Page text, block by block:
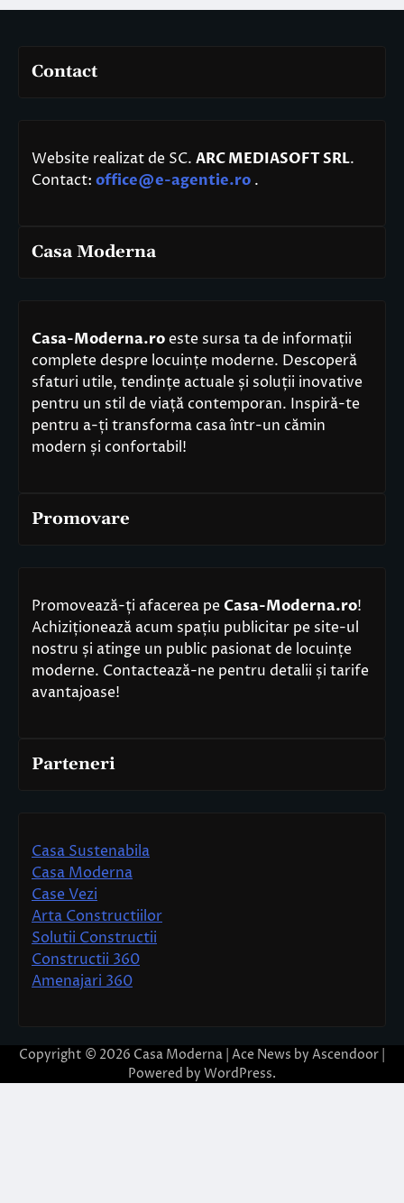
Contact
Website realizat de SC. ARC MEDIASOFT SRL.
Contact: office@e-agentie.ro .
Casa Moderna
Casa-Moderna.roeste sursa ta de informații
complete despre locuințe moderne. Descoperă
sfaturi utile, tendințe actuale și soluții inovative
pentru un stil de viață contemporan. Inspiră-te
pentru a-ți transforma casa într-un cămin
modern și confortabil!
Promovare
Promovează-ți afacerea pe Casa-Moderna.ro!
Achiziționează acum spațiu publicitar pe site-ul
nostru și atinge un public pasionat de locuințe
moderne. Contactează-ne pentru detalii și tarife
avantajoase!
Parteneri
Casa Sustenabila
Casa Moderna
Case Vezi
Arta Constructiilor
Solutii Constructii
Constructii 360
Amenajari 360
Copyright © 2026 Casa Moderna | Ace News by Ascendoor
Powered by WordPress.